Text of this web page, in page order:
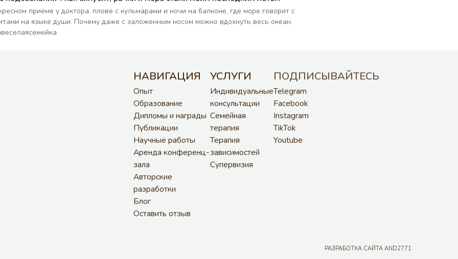
приёме у доктора, плове с кульмарами и ночи на балконе, где море говорит с
на языке души. Почему даже с заложенным носом можно вдохнуть весь океан.
Блог
Оставить отзыв